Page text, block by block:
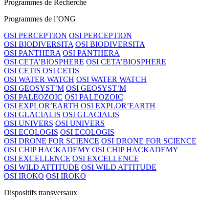
Programmes de Recherche
Programmes de l’ONG
OSI PERCEPTION OSI PERCEPTION
OSI BIODIVERSITA OSI BIODIVERSITA
OSI PANTHERA OSI PANTHERA
OSI CETA’BIOSPHERE OSI CETA’BIOSPHERE
OSI CETIS OSI CETIS
OSI WATER WATCH OSI WATER WATCH
OSI GEOSYST’M OSI GEOSYST’M
OSI PALEOZOIC OSI PALEOZOIC
OSI EXPLOR’EARTH OSI EXPLOR’EARTH
OSI GLACIALIS OSI GLACIALIS
OSI UNIVERS OSI UNIVERS
OSI ECOLOGIS OSI ECOLOGIS
OSI DRONE FOR SCIENCE OSI DRONE FOR SCIENCE
OSI CHIP HACKADEMY OSI CHIP HACKADEMY
OSI EXCELLENCE OSI EXCELLENCE
OSI WILD ATTITUDE OSI WILD ATTITUDE
OSI IROKO OSI IROKO
Dispositifs transversaux